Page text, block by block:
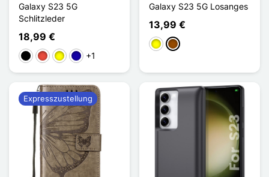
Galaxy S23 5G
Schlitzleder
18,99 €
Schwarz
Rot GelbDunkelblau
+1
Galaxy S23 5G Losanges
13,99 €
GelbBraun
Expresszustellung